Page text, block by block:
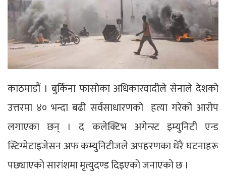
काठमाडौं । बुर्किना फासोका अधिकारवादीले सेनाले देशको
उत्तरमा ४० भन्दा बढी सर्वसाधारणको हत्या गरेको आरोप
लगाएका छन् । द कलेक्टिभ अगेन्स्ट इम्युनिटी एन्ड
स्टिग्मेटाइजेसन अफ कम्युनिटीजले अपहरणका धेरै घटनाहरू
पछ्याएको सारांशमा मृत्युदण्ड दिइएको जनाएको छ ।